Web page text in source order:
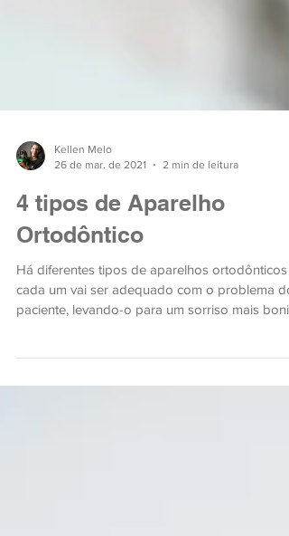
Kellen Melo
26 de mar. de 2021
2 min de leitura
4 tipos de Aparelho
Ortodôntico
Há diferentes tipos de aparelhos ortodônticos
paciente, levando-o para um sorriso mais